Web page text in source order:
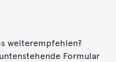
weiterempfehlen?
Formular